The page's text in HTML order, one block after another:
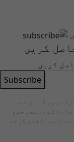
کریں
کریں
Subscribe
ہیں کہ آپ نے
کے ذریعے جمع
ان سے اتفاق کرتے